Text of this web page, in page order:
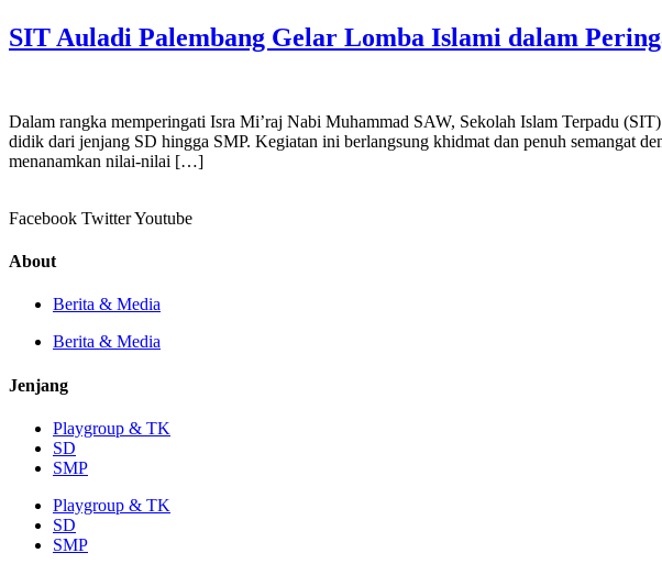
SIT Auladi Palembang Gelar Lomba Islami dalam
Dalam rangka memperingati Isra Mi’raj Nabi Muhammad SAW, Sekolah Islam Terpadu
didik dari jenjang SD hingga SMP. Kegiatan ini berlangsung khidmat dan penuh semangat
menanamkan nilai-nilai […]
Facebook TwitterYoutube
About
Berita & Media
Berita & Media
Jenjang
Playgroup & TK
SD
SMP
Playgroup & TK
SD
SMP